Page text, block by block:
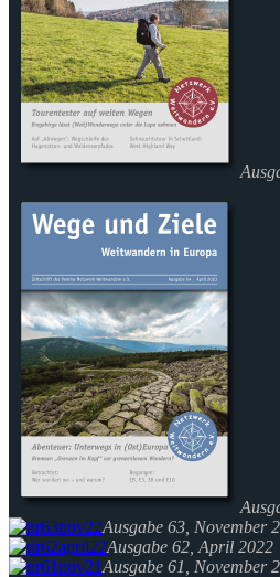
Ausgabe 63, November
Ausgabe 62, April 2022
Ausgabe 61, November